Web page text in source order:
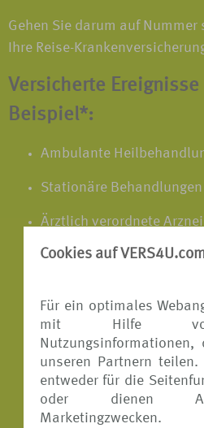
Cookies auf
Für ein optimales
mit Hilfe
unseren Partnern
entweder für die
oder dienen
Marketingzwecken.
Gehen Sie darum auf Nummer
Ihre Reise-
Versicherte
Beispiel*:
Ambulante
Stationäre
Ärztlich verordnete
sowie unfallbedingte
Notwendige
Kindes bei Frühgeburten
Transport zum
und zurück in die
Medizinisch sinnvoller
Krankenrücktransport